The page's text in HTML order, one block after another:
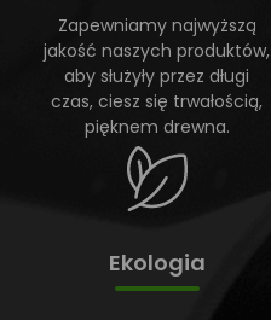
Zapewniamy najwyższą
jakość naszych produktów,
aby służyły przez długi
czas, ciesz się trwałością,
pięknem drewna.
Ekologia